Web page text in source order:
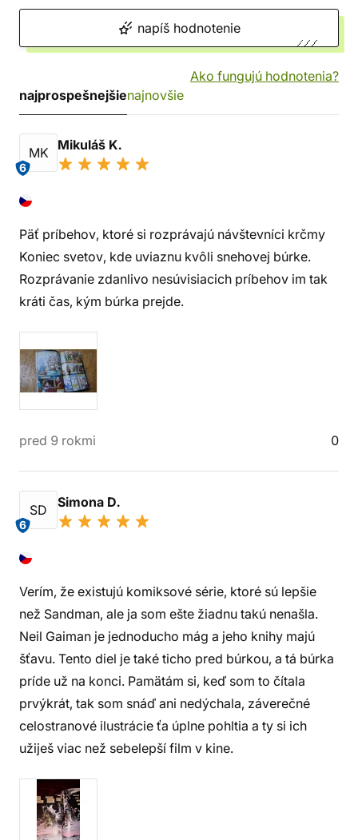
napíš hodnotenie
Ako fungujú hodnotenia?
najprospešnejšienajnovšie
MK
6
Mikuláš K.
Päť príbehov, ktoré si rozprávajú návštevníci krčmy
Koniec svetov, kde uviaznu kvôli snehovej búrke.
Rozprávanie zdanlivo nesúvisiacich príbehov im tak
kráti čas, kým búrka prejde.
pred 9 rokmi 0
SD
6
Simona D.
Verím, že existujú komiksové série, ktoré sú lepšie
než Sandman, ale ja som ešte žiadnu takú nenašla.
Neil Gaiman je jednoducho mág a jeho knihy majú
šťavu. Tento diel je také ticho pred búrkou, a tá búrka
príde už na konci. Pamätám si, keď som to čítala
prvýkrát, tak som snáď ani nedýchala, záverečné
celostranové ilustrácie ťa úplne pohltia a ty si ich
užiješ viac než sebelepší film v kine.